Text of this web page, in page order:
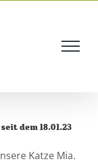
dem 18.01.23
Katze Mia.